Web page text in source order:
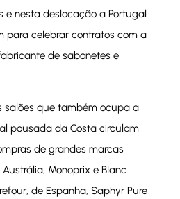
e nesta deslocação a Portugal
para celebrar contratos com a
de sabonetes e
salões que também ocupa a
pousada da Costa circulam
de grandes marcas
Monoprix e Blanc
de Espanha, Saphyr Pure